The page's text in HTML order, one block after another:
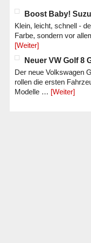
Boost Baby!
Klein, leicht, schnell -
Farbe, sondern vor
[Weiter]
Neuer VW Golf 8
Der neue Volkswagen
rollen die ersten
Modelle … [Weiter]